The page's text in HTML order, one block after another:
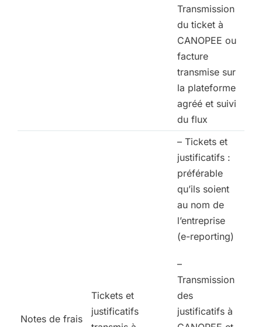
Transmission
du ticket à
CANOPEE ou
facture
transmise sur
la plateforme
agréé et suivi
du flux
Notes de frais
Tickets et
justificatifs
– Tickets et
justificatifs :
préférable
qu’ils soient
au nom de
l’entreprise
(e-reporting)
–
Transmission
des
justificatifs à